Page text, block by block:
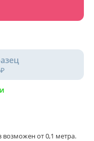
возможен от 0,1 метра.